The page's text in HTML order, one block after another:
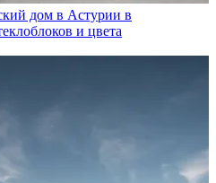
дом в Астурии в
и цвета